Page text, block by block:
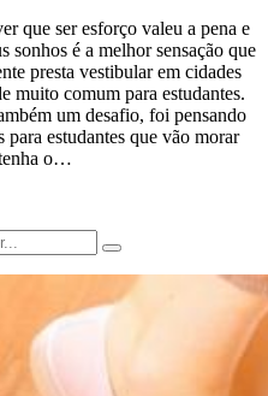
que ser esforço valeu a pena e
sonhos é a melhor sensação que
presta vestibular em cidades
muito comum para estudantes.
um desafio, foi pensando
para estudantes que vão morar
o…